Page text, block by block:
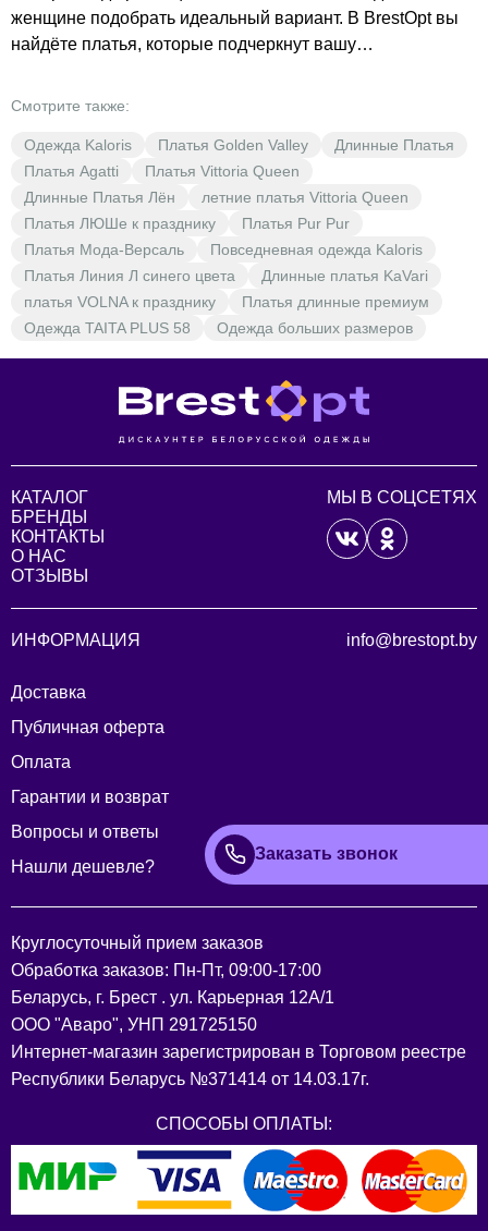
женщине подобрать идеальный вариант. В BrestOpt вы
найдёте платья, которые подчеркнут вашу
каждой покупательницы делают наш магазин отличным
сможете найти как блузки и джемпера, так и костюмы,
которые дополнят ваш гардероб. Откройте для себя мир
моды с BrestOpt!
Смотрите также:
Одежда Kaloris Платья Golden Valley
Длинные Платья
Платья Agatti
Платья Vittoria Queen
Длинные Платья Лён
летние платья Vittoria Queen
Платья ЛЮШе к празднику
Платья Pur Pur
Платья Мода-Версаль
Повседневная одежда Kaloris
Платья Линия Л синего цвета
Длинные платья KaVari
платья VOLNA к празднику
Платья длинные премиум
Одежда TAITA PLUS 58
Одежда больших размеров
КАТАЛОГ
БРЕНДЫ
КОНТАКТЫ
О НАС
ОТЗЫВЫ
МЫ В СОЦСЕТЯХ
ИНФОРМАЦИЯ
Доставка
Публичная оферта
Оплата
Гарантии и возврат
Вопросы и ответы
Нашли дешевле?
info@brestopt.by
Заказать звонок
Круглосуточный прием заказов
Обработка заказов: Пн-Пт, 09:00-17:00
Беларусь, г. Брест . ул. Карьерная 12А/1
ООО "Аваро", УНП 291725150
Интернет-магазин зарегистрирован в Торговом реестре
Республики Беларусь №371414 от 14.03.17г.
СПОСОБЫ ОПЛАТЫ: